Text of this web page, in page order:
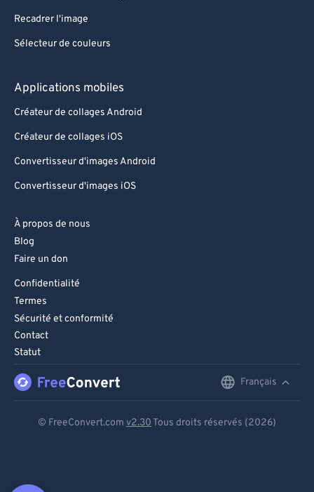
Recadrer l'image
Sélecteur de couleurs
Applications mobiles
Créateur de collages Android
Créateur de collages iOS
Convertisseur d'images Android
Convertisseur d'images iOS
À propos de nous
Blog
Faire un don
Confidentialité
Termes
Sécurité et conformité
Contact
Statut
Français
© FreeConvert.com v2.30 Tous droits réservés (2026)